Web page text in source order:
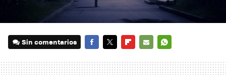
Sin comentarios
MAIL